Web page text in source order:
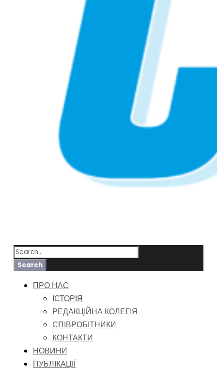
ПРО НАС
ІСТОРІЯ
РЕДАКЦІЙНА КОЛЕГІЯ
СПІВРОБІТНИКИ
КОНТАКТИ
НОВИНИ
ПУБЛІКАЦІЇ